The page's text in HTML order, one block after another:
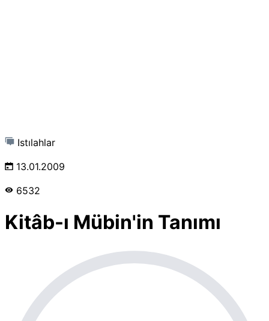
Istılahlar
13.01.2009
6532
Kitâb-ı Mübin'in Tanımı